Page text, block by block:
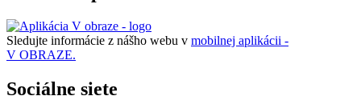
Sledujte informácie z nášho webu v mobilnej aplikácii -
V OBRAZE.
Sociálne siete